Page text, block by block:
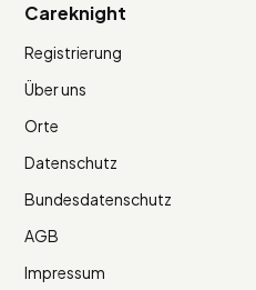
Careknight
Registrierung
Über uns
Orte
Datenschutz
Bundesdatenschutz
AGB
Impressum